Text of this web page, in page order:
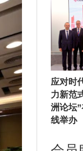
应对时
力新范
洲论坛
线举办